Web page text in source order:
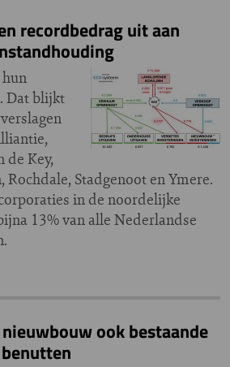
recordbedrag uit aan
Dat blijkt
de Key,
Rochdale, Stadgenoot en Ymere.
in de noordelijke
13% van alle Nederlandse
ook bestaande